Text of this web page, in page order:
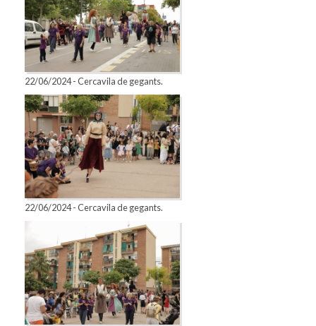
22/06/2024 - Cercavila de gegants.
22/06/2024 - Cercavila de gegants.